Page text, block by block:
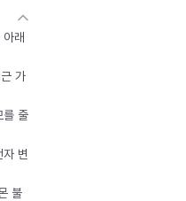
래
가
를 줄
변
불